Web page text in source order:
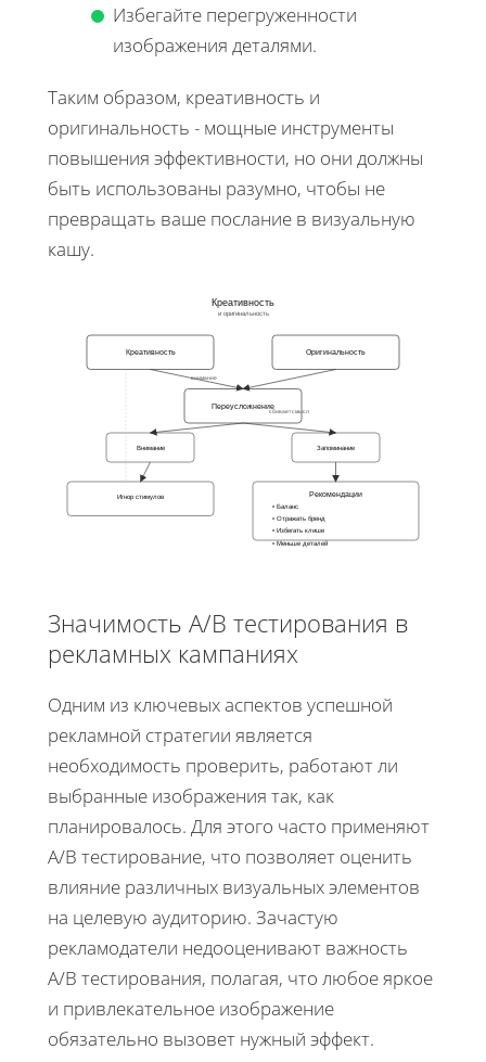
Избегайте перегруженности
изображения деталями.
Таким образом, креативность и
оригинальность - мощные инструменты
повышения эффективности, но они должны
быть использованы разумно, чтобы не
превращать ваше послание в визуальную
кашу.
Креативность
и оригинальность
Креативность Оригинальность
Переусложнение
Внимание Запоминание
Игнор стимулов
Рекомендации
• Баланс
• Отражать бренд
• Избегать клише
• Меньше деталей
внимание
сбивает смысл
Значимость A/B тестирования в
рекламных кампаниях
Одним из ключевых аспектов успешной
рекламной стратегии является
необходимость проверить, работают ли
выбранные изображения так, как
планировалось. Для этого часто применяют
A/B тестирование, что позволяет оценить
влияние различных визуальных элементов
на целевую аудиторию. Зачастую
рекламодатели недооценивают важность
A/B тестирования, полагая, что любое яркое
и привлекательное изображение
обязательно вызовет нужный эффект.